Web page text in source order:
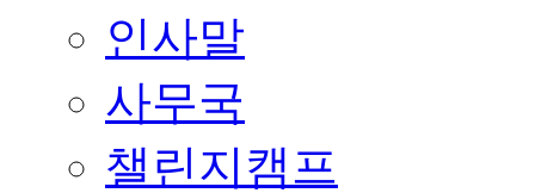
인사말
사무국
챌린지캠프